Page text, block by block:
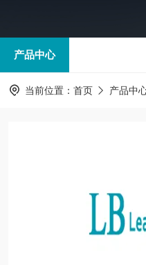
产品中心
当前位置： 首页 产品中